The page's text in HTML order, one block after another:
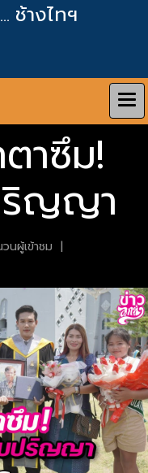
ช้างไทฯ
าซึม!
ริญญา
นผู้เข้าชม |